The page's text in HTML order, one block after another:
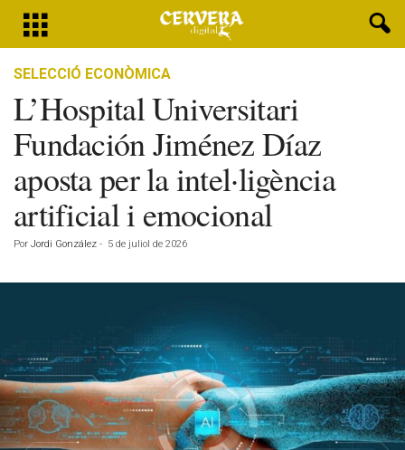
SELECCIÓ ECONÒMICA
L’Hospital Universitari
Fundación Jiménez Díaz
aposta per la intel·ligència
artificial i emocional
Por Jordi González - 5 de juliol de 2026